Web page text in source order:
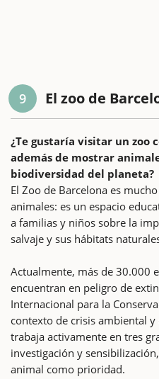
9 El zoo de
¿Te gustaría visitar un zoo
además de mostrar
biodiversidad del planeta?
El Zoo de Barcelona es
animales: es un espacio
a familias y niños sobre la
salvaje y sus hábitats
Actualmente, más de 30.000
encuentran en peligro de
Internacional para la
contexto de crisis ambiental
trabaja activamente en tres
investigación y
animal como prioridad.